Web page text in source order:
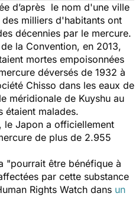
d’après le nom d'une ville
milliers d'habitants ont
décennies par le mercure.
la Convention, en 2013,
mortes empoisonnées
déversés de 1932 à
Chisso dans les eaux de
méridionale de Kuyshu au
étaient malades.
le Japon a officiellement
de plus de 2.955
"pourrait être bénéfique à
par cette substance
Rights Watch dans un